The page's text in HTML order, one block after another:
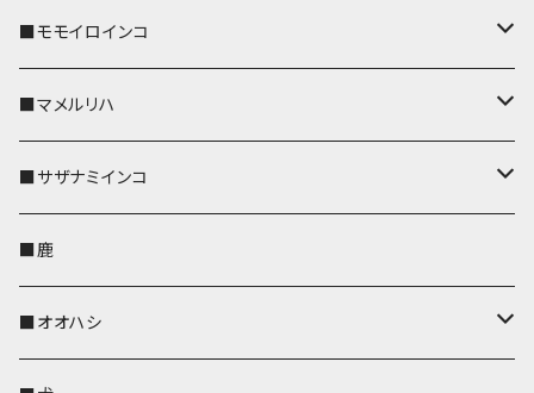
ポシェット・バッグ
帆布・デニム
KONBU
Apple Watchバンド
ポーチ
レザートレイ
ペンホルダー
ポシェット・バッグ
帆布・デニム
KONBU
ポーチ
コインケース
AppleWatchバンド
ペットボトルホルダー
ポシェット・バッグ
帆布・デニム
KONBU
ポーチ
コインケース
メガネケース
AppleWatchバンド
IDカードホルダー
ポーチ
ポシェット・バッグ
帆布・デニム
KONBU
キーケース
名刺入れ・カードケース
ストラップ付
メガネケース
コインケース
ポシェット・バッグ
帆布・デニム
KONBU
キーケース
名刺入れ・カードケース
リール付きストラップ
リールのみ
ストラップ付
キーケース
メガネケース
コインケース
名刺入れ・カードケース
リールのみ
ストラップ付
レザートレイ
パスケース
IDカードホルダー
キーケース
メガネケース
リール付きストラップ
リールのみ
ストラップ付
パスケース
IDカードホルダー
キーケース
メガネケース
キーホルダー
パスケース
リール付きストラップ
リールのみ
ストラップ付
IDカードホルダー
メガネケース
キーカバー
AppleWatchバンド
キーホルダー・チャーム
パスケース
名刺入れ
■モモイロインコ
キーカバー
キーホルダー
リール付きストラップ
リールのみ
ストラップ付
ペットボトルホルダー
■マメルリハ
レザートレイ
キーカバー
キーホルダー
■サザナミインコ
キーカバー
リール付きストラップ
■鹿
■オオハシ